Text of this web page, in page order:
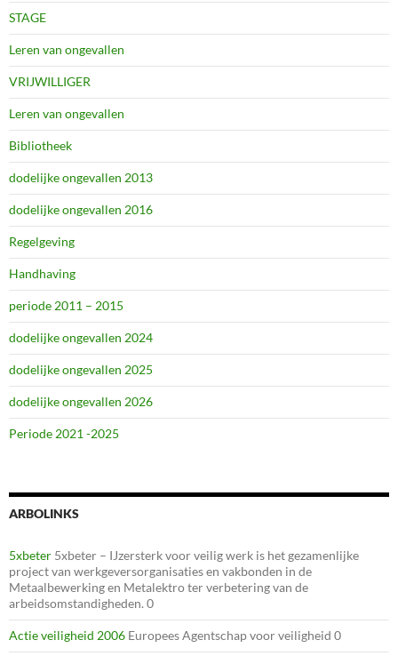
STAGE
Leren van ongevallen
VRIJWILLIGER
Leren van ongevallen
Bibliotheek
dodelijke ongevallen 2013
dodelijke ongevallen 2016
Regelgeving
Handhaving
periode 2011 – 2015
dodelijke ongevallen 2024
dodelijke ongevallen 2025
dodelijke ongevallen 2026
Periode 2021 -2025
ARBOLINKS
5xbeter 5xbeter – IJzersterk voor veilig werk is het gezamenlijke
project van werkgeversorganisaties en vakbonden in de
Metaalbewerking en Metalektro ter verbetering van de
arbeidsomstandigheden. 0
Actie veiligheid 2006 Europees Agentschap voor veiligheid 0